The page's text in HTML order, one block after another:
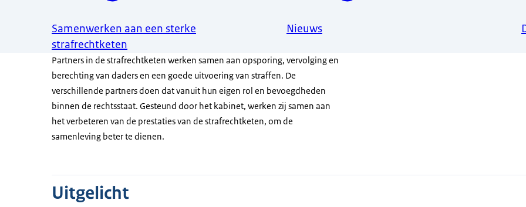
Samenwerken aan een sterke
strafrechtketen
Nieuws
Partners in de strafrechtketen werken samen aan opsporing, vervolging en
berechting van daders en een goede uitvoering van straffen. De
verschillende partners doen dat vanuit hun eigen rol en bevoegdheden
binnen de rechtsstaat. Gesteund door het kabinet, werken zij samen aan
het verbeteren van de prestaties van de strafrechtketen, om de
samenleving beter te dienen.
Uitgelicht